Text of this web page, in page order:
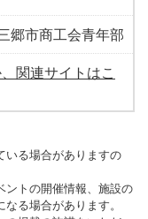
郷市商工会青年部
関連サイトはこ
いる場合がありますの
トの開催情報、施設の
る場合があります。